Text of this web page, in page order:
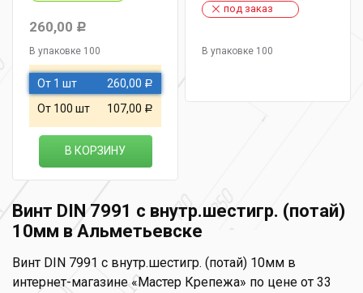
260,00 Р
В упаковке 100
От 1 шт 260,00 Р
От 100 шт 107,00 Р
В КОРЗИНУ
под заказ
В упаковке 100
Винт DIN 7991 с внутр.шестигр. (потай)
10мм в Альметьевске
Винт DIN 7991 с внутр.шестигр. (потай) 10мм в
интернет-магазине «Мастер Крепежа» по цене от 33